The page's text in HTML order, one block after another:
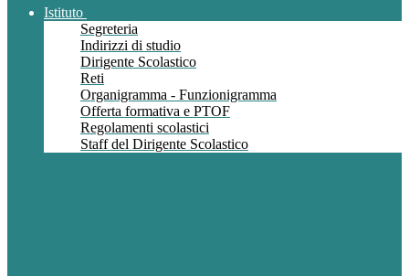
Istituto
Segreteria
Indirizzi di studio
Dirigente Scolastico
Reti
Organigramma - Funzionigramma
Offerta formativa e PTOF
Regolamenti scolastici
Staff del Dirigente Scolastico